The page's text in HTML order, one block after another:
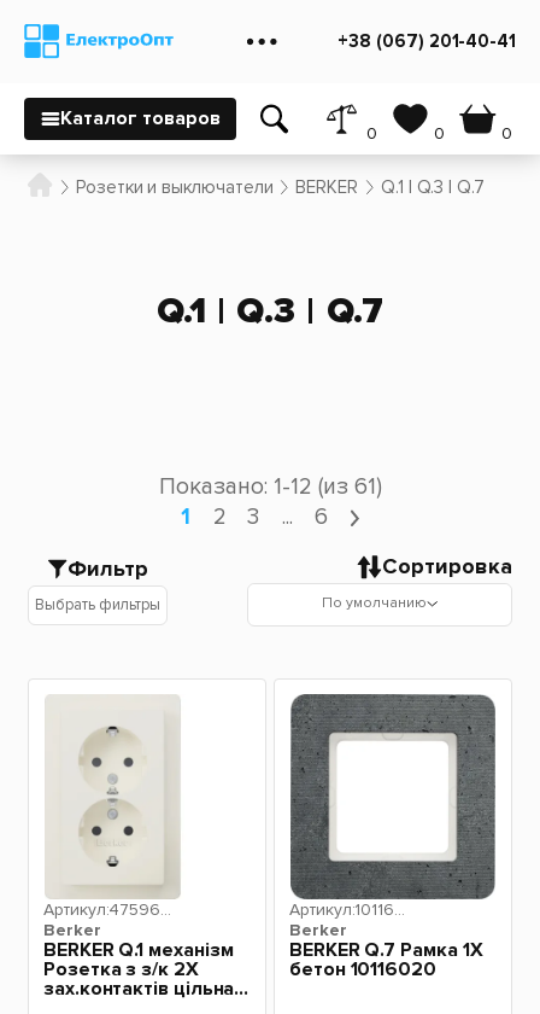
+38 (067) 201-40-41
Каталог товаров
0 0 0
Розетки и выключатели BERKER Q.1 | Q.3 | Q.7
Q.1 | Q.3 | Q.7
Показано: 1-12 (из 61)
1
2 3 ... 6
Фильтр
Выбрать фильтры
Сортировка
По умолчанию
Berker
Артикул:475960
BERKER Q.1 механізм
Розетка з з/к 2X
зах.контактів цільна
Berker
Артикул:101160
BERKER Q.7 Рамка 1Х
бетон 10116020